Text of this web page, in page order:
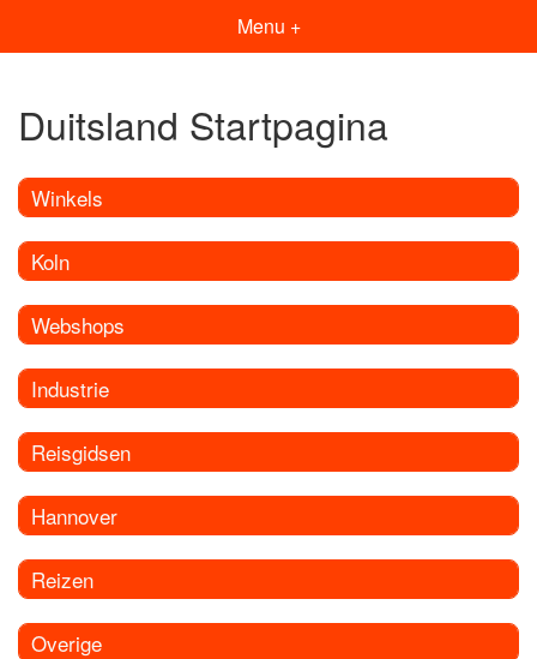
Menu +
Duitsland Startpagina
Winkels
Koln
Webshops
Industrie
Reisgidsen
Hannover
Reizen
Overige